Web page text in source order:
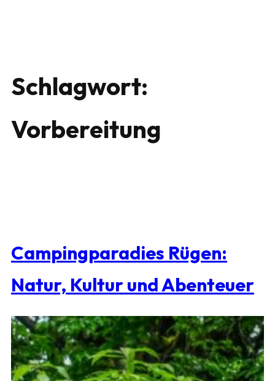
Schlagwort:
Vorbereitung
Campingparadies Rügen:
Natur, Kultur und Abenteuer